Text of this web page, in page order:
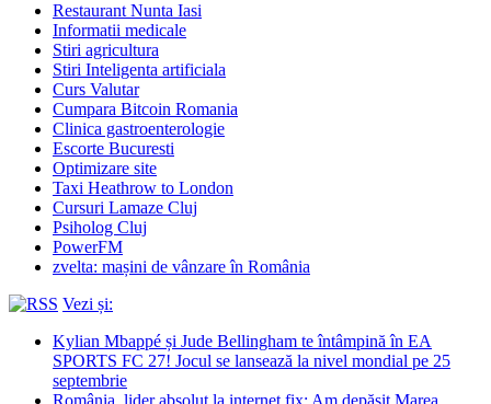
Restaurant Nunta Iasi
Informatii medicale
Stiri agricultura
Stiri Inteligenta artificiala
Curs Valutar
Cumpara Bitcoin Romania
Clinica gastroenterologie
Escorte Bucuresti
Optimizare site
Taxi Heathrow to London
Cursuri Lamaze Cluj
Psiholog Cluj
PowerFM
zvelta: mașini de vânzare în România
Vezi și:
Kylian Mbappé și Jude Bellingham te întâmpină în EA
SPORTS FC 27! Jocul se lansează la nivel mondial pe 25
septembrie
România, lider absolut la internet fix: Am depășit Marea